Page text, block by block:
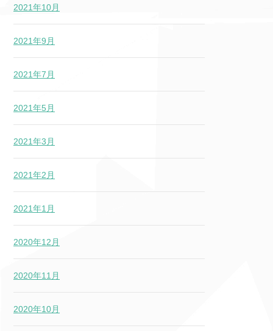
2021年10月
2021年9月
2021年7月
2021年5月
2021年3月
2021年2月
2021年1月
2020年12月
2020年11月
2020年10月